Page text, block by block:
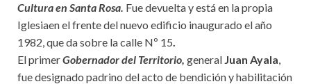
Cultura en Santa Rosa. Fue devuelta y está en la propia
Iglesiaen el frente del nuevo edificio inaugurado el año
1982, que da sobre la calle Nº 15.
El primerGobernador del Territorio, general Juan Ayala,
fue designado padrino del acto de bendición y habilitación